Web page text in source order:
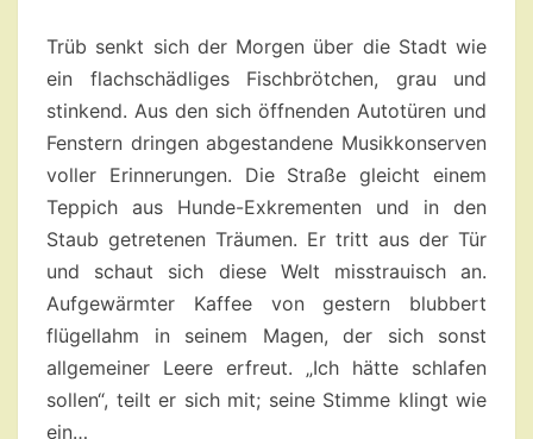
Trüb senkt sich der Morgen über die Stadt wie
ein flachschädliges Fischbrötchen, grau und
stinkend. Aus den sich öffnenden Autotüren und
Fenstern dringen abgestandene Musikkonserven
voller Erinnerungen. Die Straße gleicht einem
Teppich aus Hunde-Exkrementen und in den
Staub getretenen Träumen. Er tritt aus der Tür
und schaut sich diese Welt misstrauisch an.
Aufgewärmter Kaffee von gestern blubbert
flügellahm in seinem Magen, der sich sonst
allgemeiner Leere erfreut. „Ich hätte schlafen
sollen“, teilt er sich mit; seine Stimme klingt wie
ein…